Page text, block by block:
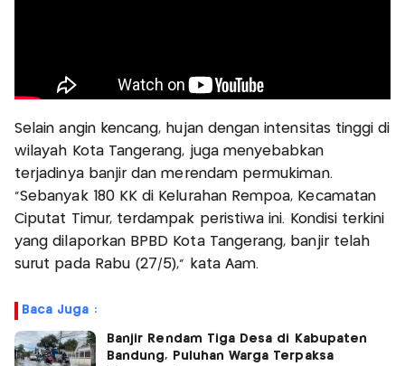
Selain angin kencang, hujan dengan intensitas tinggi di
wilayah Kota Tangerang, juga menyebabkan
terjadinya banjir dan merendam permukiman.
"Sebanyak 180 KK di Kelurahan Rempoa, Kecamatan
Ciputat Timur, terdampak peristiwa ini. Kondisi terkini
yang dilaporkan BPBD Kota Tangerang, banjir telah
surut pada Rabu (27/5)," kata Aam.
Baca Juga :
Banjir Rendam Tiga Desa di Kabupaten
Bandung, Puluhan Warga Terpaksa